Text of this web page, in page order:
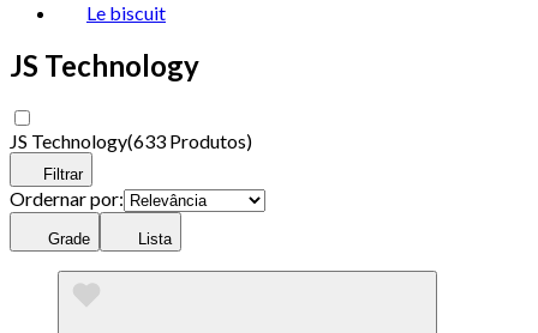
Le biscuit
JS Technology
JS Technology(633 Produtos)
Filtrar
Ordernar por:
Grade Lista